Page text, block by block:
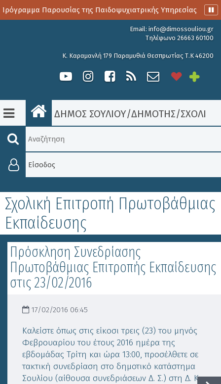
Παρουσίας της Παιδοψυχιατρικής Υπηρεσίας
Email: info@dimossouliou.gr
Τηλέφωνο 26663 60100
Κ. Καραμανλή 179 Παραμυθιά Θεσπρωτίας Τ.Κ 46200
ΔΗΜΟΣ ΣΟΥΛΙΟΥ/ΔΗΜΟΤΗΣ/
Είσοδος
Σχολική Επιτροπή Πρωτοβάθμιας
Εκπαίδευσης
Πρόσκληση Συνεδρίασης
Πρωτοβάθμιας Επιτροπής Εκπαίδευσης
στις 23/02/2016
17/02/2016 06:45
Καλείστε όπως στις είκοσι τρεις (23) του μηνός
Φεβρουαρίου του έτους 2016 ημέρα της
εβδομάδας Τρίτη και ώρα 13:00, προσέλθετε σε
τακτική συνεδρίαση στο δημοτικό κατάστημα
Σουλίου (αίθουσα συνεδριάσεων Δ. Σ.) στη Δ. Κ.